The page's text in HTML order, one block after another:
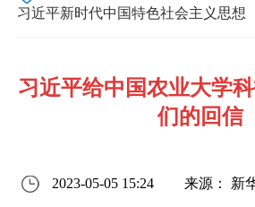
习近平新时代中国特色社会主义思想
习近平给中国农业大学
们的回信
2023-05-05 15:24 来源： 新